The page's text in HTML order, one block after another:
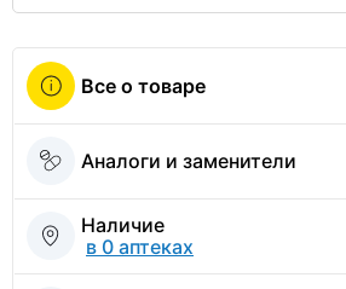
Все о товаре
Аналоги и заменители
Наличие
в 0 аптеках